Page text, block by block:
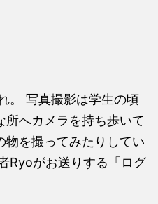
。 写真撮影は学生の頃
へカメラを持ち歩いて
物を撮ってみたりしてい
Ryoがお送りする「ログ